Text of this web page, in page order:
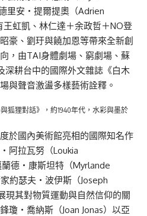
里安・提爾提奧（Adrien
虹凱、林仁達＋余政哲＋NO登
豪、劉玗與饒加恩等帶來全新創
，由TAI身體劇場、窮劇場、蘇
深耕台中的國際外文雜誌《白木
與聲音激盪多樣藝術詮釋。
狐狸對話》，約1940年代，水彩與墨於
於國內美術館亮相的國際知名作
阿拉瓦努（Loukia
德・康斯坦特（Myrlande
約瑟夫・波伊斯（Joseph
現其對物質運動與自然信仰的關
瓊・喬納斯（Joan Jonas）以亞